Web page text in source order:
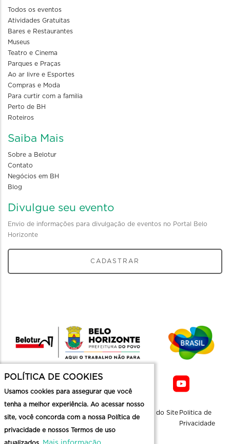
Todos os eventos
Atividades Gratuitas
Bares e Restaurantes
Museus
Teatro e Cinema
Parques e Praças
Ao ar livre e Esportes
Compras e Moda
Para curtir com a familia
Perto de BH
Roteiros
Saiba Mais
Sobre a Belotur
Contato
Negócios em BH
Blog
Divulgue seu evento
Envio de informações para divulgação de eventos no Portal Belo
Horizonte
CADASTRAR
Mapa do Site Politica de
Privacidade
POLÍTICA DE COOKIES
Usamos cookies para assegurar que você
tenha a melhor experiência. Ao acessar nosso
site, você concorda com a nossa Política de
privacidade e nossos Termos de uso